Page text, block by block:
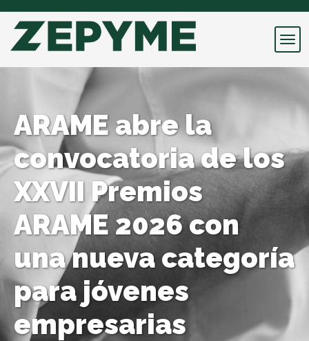
ARAME abre la
convocatoria de los
XXVII Premios
ARAME 2026 con
una nueva categoría
para jóvenes
empresarias